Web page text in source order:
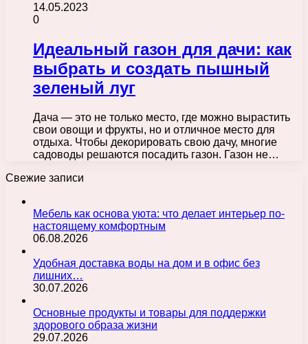
14.05.2023
0
Идеальный газон для дачи: как
выбрать и создать пышный
зеленый луг
Дача — это не только место, где можно вырастить
свои овощи и фрукты, но и отличное место для
отдыха. Чтобы декорировать свою дачу, многие
садоводы решаются посадить газон. Газон не…
Свежие записи
Мебель как основа уюта: что делает интерьер по-
настоящему комфортным
06.08.2026
Удобная доставка воды на дом и в офис без
лишних…
30.07.2026
Основные продукты и товары для поддержки
здорового образа жизни
29.07.2026